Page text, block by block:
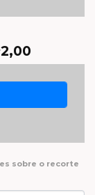
2,00
sobre o recorte